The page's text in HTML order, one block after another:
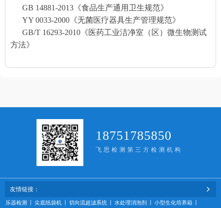
GB 14881-2013《食品生产通用卫生规范》
YY 0033-2000《无菌医疗器具生产管理规范》
GB/T 16293-2010《医药工业洁净室（区）微生物测试
方法》
18751785850
飞思检测第三方检测机构
友情链接：
乐器检测 尖底纸袋机 切向流超滤系统 水处理消泡剂 小型生化培养箱